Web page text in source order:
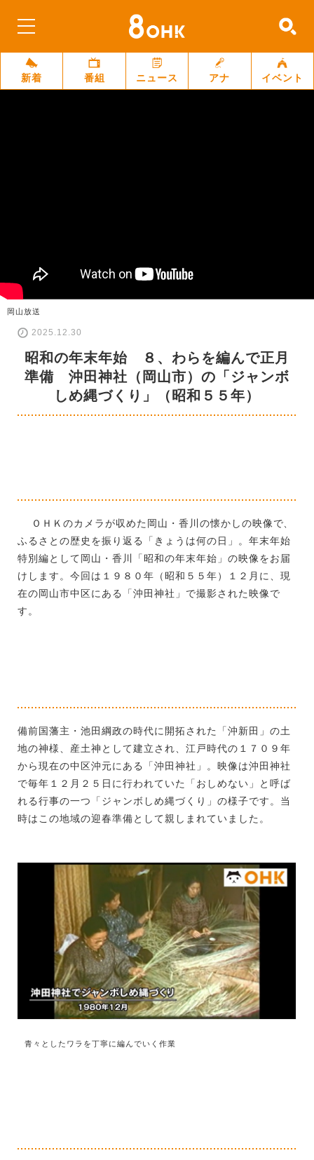
新着 番組 ニュース アナ イベント
岡山放送
2025.12.30
昭和の年末年始 ８、わらを編んで正月
準備 沖田神社（岡山市）の「ジャンボ
しめ縄づくり」（昭和５５年）
ＯＨＫのカメラが収めた岡山・香川の懐かしの映像で、
ふるさとの歴史を振り返る「きょうは何の日」。年末年始
特別編として岡山・香川「昭和の年末年始」の映像をお届
けします。今回は１９８０年（昭和５５年）１２月に、現
在の岡山市中区にある「沖田神社」で撮影された映像で
す。
備前国藩主・池田綱政の時代に開拓された「沖新田」の土
地の神様、産土神として建立され、江戸時代の１７０９年
から現在の中区沖元にある「沖田神社」。映像は沖田神社
で毎年１２月２５日に行われていた「おしめない」と呼ば
れる行事の一つ「ジャンボしめ縄づくり」の様子です。当
時はこの地域の迎春準備として親しまれていました。
青々としたワラを丁寧に編んでいく作業